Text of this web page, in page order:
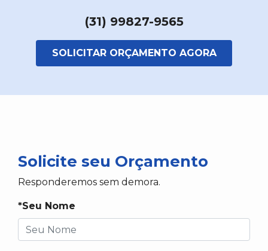
(31) 99827-9565
SOLICITAR ORÇAMENTO AGORA
Solicite seu Orçamento
Responderemos sem demora.
*Seu Nome